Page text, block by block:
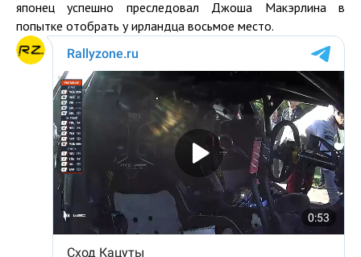
японец успешно преследовал Джоша Макэрлина в
попытке отобрать у ирландца восьмое место.